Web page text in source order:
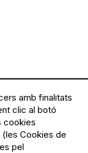
amb finalitats
clic al botó
cookies
Cookies de
pel